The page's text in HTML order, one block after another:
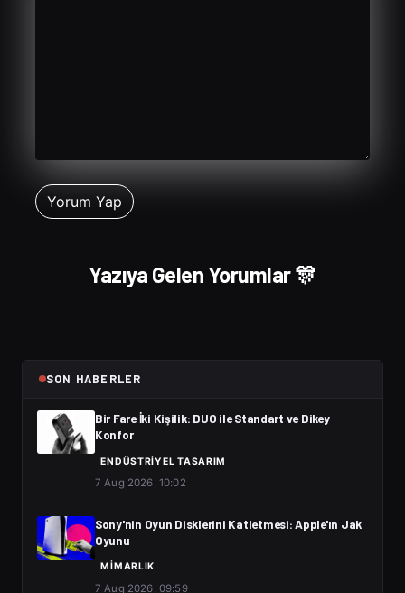
Yazıya Gelen Yorumlar 🎊
SON HABERLER
Bir Fare İki Kişilik: DUO ile Standart ve Dikey
Konfor
ENDÜSTRIYEL TASARIM
7 Aug 2026, 10:02
Sony'nin Oyun Disklerini Katletmesi: Apple'ın Jak
Oyunu
MIMARLIK
7 Aug 2026, 09:59